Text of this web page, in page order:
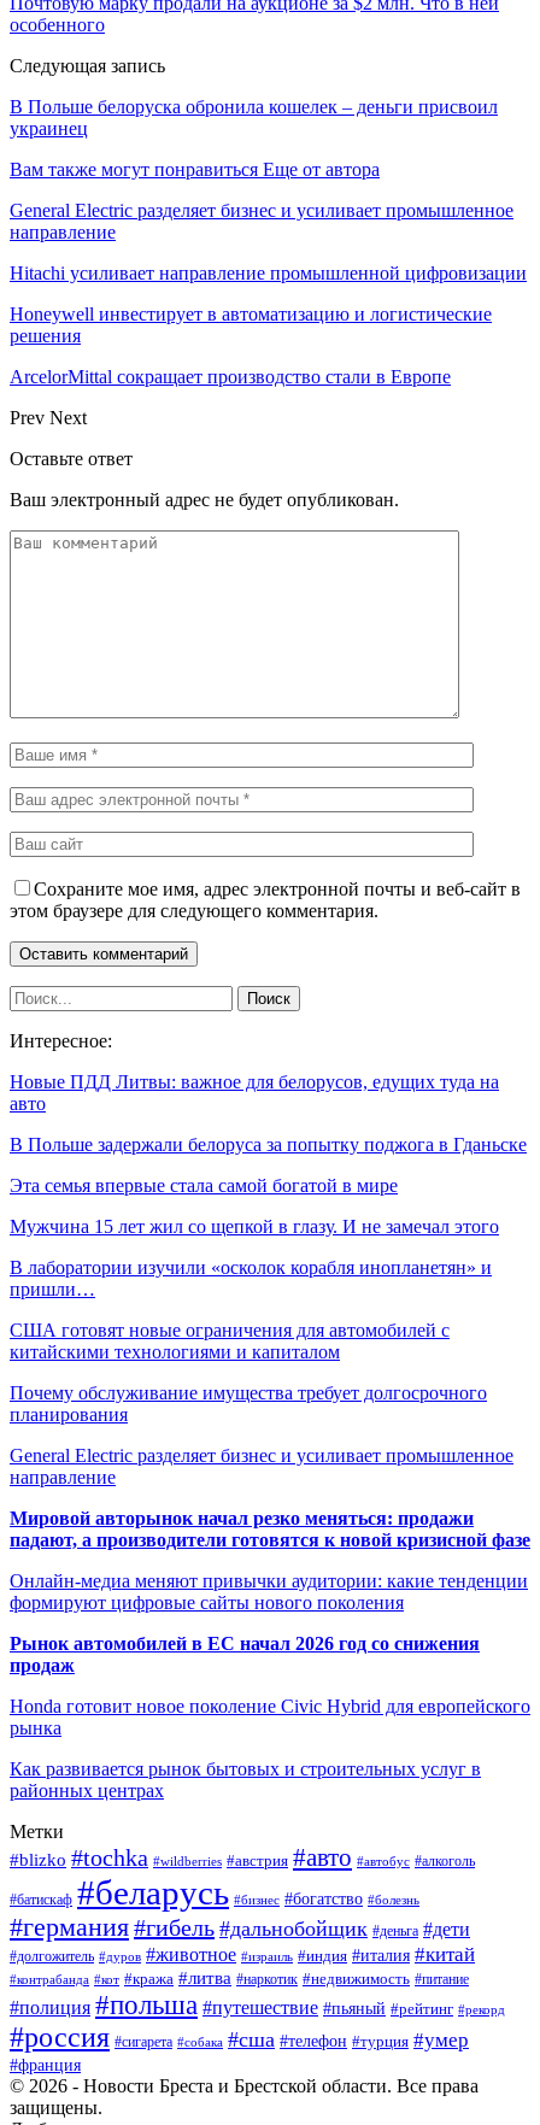
особенного
Следующая запись
В Польше белоруска обронила кошелек – деньги присвоил
украинец
Вам также могут понравиться Еще от автора
General Electric разделяет бизнес и усиливает промышленное
направление
Hitachi усиливает направление промышленной цифровизации
Honeywell инвестирует в автоматизацию и логистические
решения
ArcelorMittal сокращает производство стали в Европе
Prev Next
Оставьте ответ
Ваш электронный адрес не будет опубликован.
Сохраните мое имя, адрес электронной почты и веб-сайт в
этом браузере для следующего комментария.
Интересное:
Новые ПДД Литвы: важное для белорусов, едущих туда на
авто
В Польше задержали белоруса за попытку поджога в Гданьске
Эта семья впервые стала самой богатой в мире
Мужчина 15 лет жил со щепкой в глазу. И не замечал этого
В лаборатории изучили «осколок корабля инопланетян» и
пришли…
США готовят новые ограничения для автомобилей с
китайскими технологиями и капиталом
Почему обслуживание имущества требует долгосрочного
планирования
General Electric разделяет бизнес и усиливает промышленное
направление
Мировой авторынок начал резко меняться: продажи
падают, а производители готовятся к новой кризисной фазе
Онлайн-медиа меняют привычки аудитории: какие тенденции
формируют цифровые сайты нового поколения
Рынок автомобилей в ЕС начал 2026 год со снижения
продаж
Honda готовит новое поколение Civic Hybrid для европейского
рынка
Как развивается рынок бытовых и строительных услуг в
районных центрах
Метки
#blizko #tochka #wildberries #австрия #авто #автобус #алкоголь
#батискаф #беларусь #бизнес #богатство #болезнь
#германия#гибель #дальнобойщик #деньга #дети
#долгожитель #дуров #животное #израиль #индия #италия #китай
#контрабанда #кот #кража #литва #наркотик #недвижимость #питание
#полиция #польша #путешествие #пьяный #рейтинг #рекорд
#россия #сигарета #собака #сша #телефон #турция #умер
#франция
© 2026 - Новости Бреста и Брестской области. Все права
защищены.